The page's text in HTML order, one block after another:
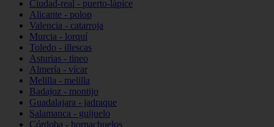
Ciudad-real - puerto-lápice
Alicante - polop
Valencia - catarroja
Murcia - lorquí
Toledo - illescas
Asturias - tineo
Almería - vícar
Melilla - melilla
Badajoz - montijo
Guadalajara - jadraque
Salamanca - guijuelo
Córdoba - hornachuelos